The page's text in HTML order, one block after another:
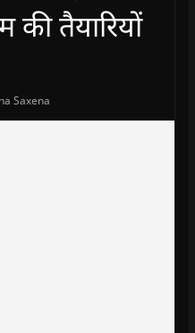
की तैयारियों
Saxena